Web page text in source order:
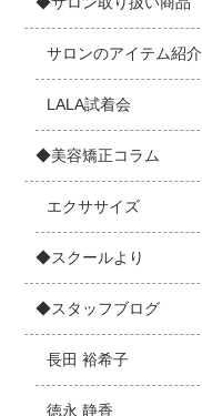
サロンのアイテム紹介
LALA試着会
◆美容矯正コラム
エクササイズ
◆スクールより
◆スタッフブログ
長田 裕希子
徳永 静香